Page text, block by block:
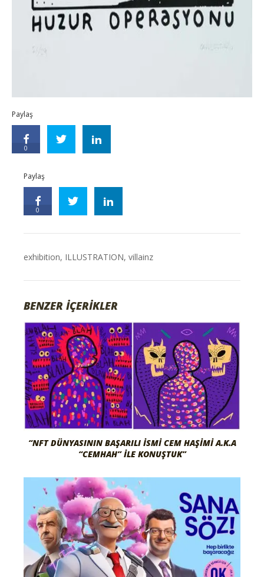
Paylaş
0
Paylaş
0
exhibition, ILLUSTRATION,villainz
BENZER İÇERİKLER
“NFT DÜNYASININ BAŞARILI İSMI CEM HAŞIMI A.K.A
“CEMHAH” İLE KONUŞTUK”